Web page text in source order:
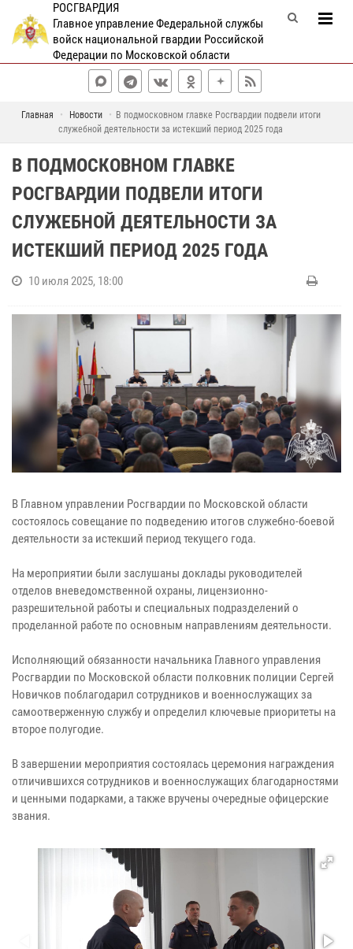
РОСГВАРДИЯ
Главное управление Федеральной службы
войск национальной гвардии Российской
Федерации по Московской области
Главная Новости
В подмосковном главке Росгвардии подвели итоги
служебной деятельности за истекший период 2025 года
В ПОДМОСКОВНОМ ГЛАВКЕ
РОСГВАРДИИ ПОДВЕЛИ ИТОГИ
СЛУЖЕБНОЙ ДЕЯТЕЛЬНОСТИ ЗА
ИСТЕКШИЙ ПЕРИОД 2025 ГОДА
10 июля 2025, 18:00
В Главном управлении Росгвардии по Московской области
состоялось совещание по подведению итогов служебно-боевой
деятельности за истекший период текущего года.
На мероприятии были заслушаны доклады руководителей
отделов вневедомственной охраны, лицензионно-
разрешительной работы и специальных подразделений о
проделанной работе по основным направлениям деятельности.
Исполняющий обязанности начальника Главного управления
Росгвардии по Московской области полковник полиции Сергей
Новичков поблагодарил сотрудников и военнослужащих за
самоотверженную службу и определил ключевые приоритеты на
второе полугодие.
В завершении мероприятия состоялась церемония награждения
отличившихся сотрудников и военнослужащих благодарностями
и ценными подарками, а также вручены очередные офицерские
звания.